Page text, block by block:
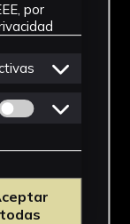
por
cookies
todas